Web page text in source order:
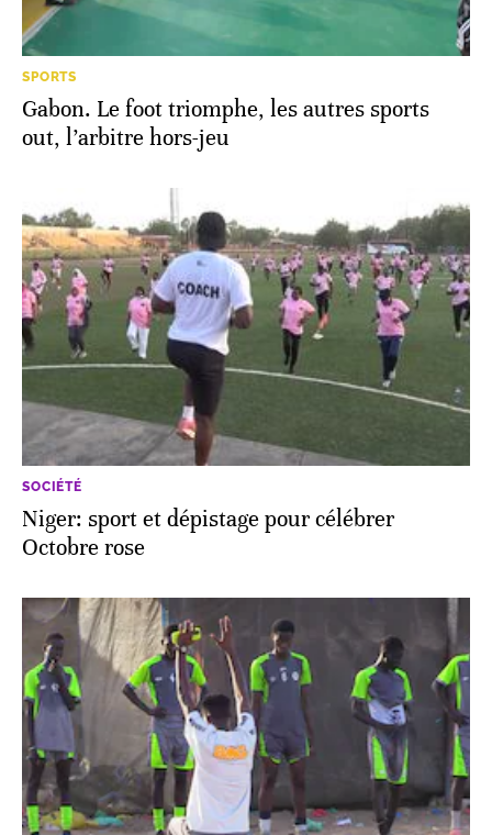
SPORTS
Gabon. Le foot triomphe, les autres sports
out, l’arbitre hors-jeu
SOCIÉTÉ
Niger: sport et dépistage pour célébrer
Octobre rose